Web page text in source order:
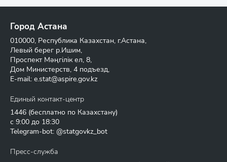
Город Астана
010000, Республика Казахстан, г.Астана,
Левый берег р.Ишим,
Проспект Мәңгілік ел, 8,
Дом Министерств, 4 подъезд,
E-mail: e.stat@aspire.gov.kz
Единый контакт-центр
1446 (бесплатно по Казахстану)
с 9:00 до 18:30
Telegram-bot: @statgovkz_bot
Пресс-служба